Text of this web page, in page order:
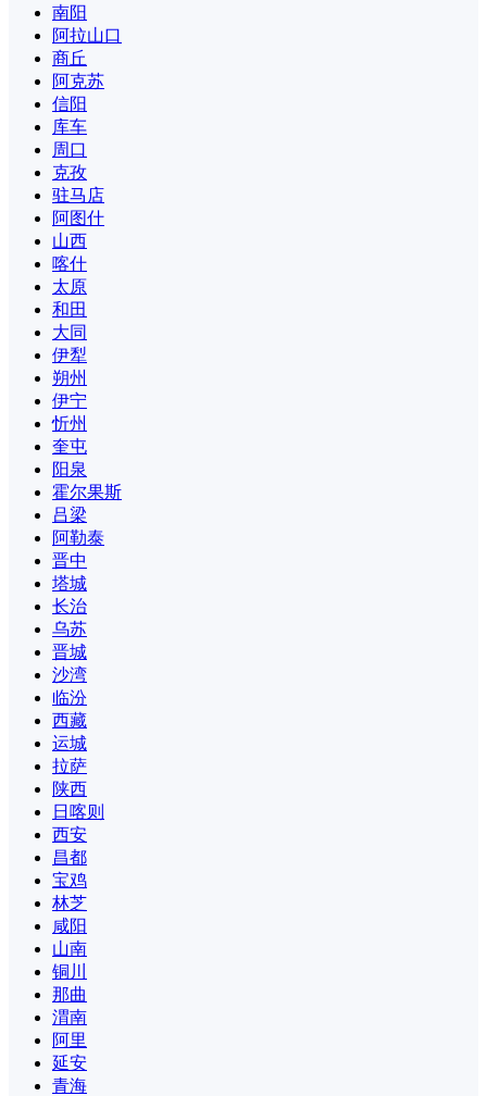
南阳
阿拉山口
商丘
阿克苏
信阳
库车
周口
克孜
驻马店
阿图什
山西
喀什
太原
和田
大同
伊犁
朔州
伊宁
忻州
奎屯
阳泉
霍尔果斯
吕梁
阿勒泰
晋中
塔城
长治
乌苏
晋城
沙湾
临汾
西藏
运城
拉萨
陕西
日喀则
西安
昌都
宝鸡
林芝
咸阳
山南
铜川
那曲
渭南
阿里
延安
青海